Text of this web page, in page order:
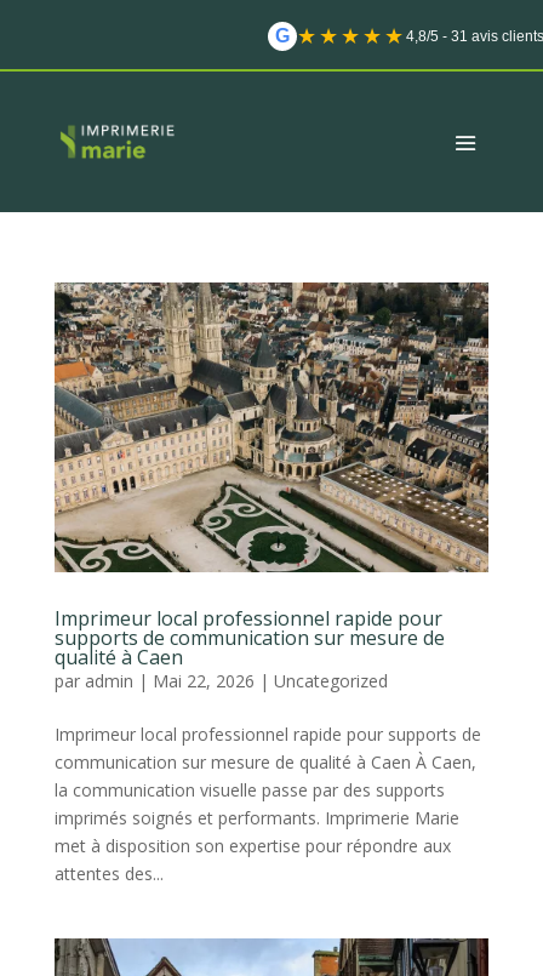
G ★★★★★ 4,8/5 - 31 avis clients
Imprimeur local professionnel rapide pour
supports de communication sur mesure de
qualité à Caen
par admin | Mai 22, 2026 | Uncategorized
Imprimeur local professionnel rapide pour supports de
communication sur mesure de qualité à Caen À Caen,
la communication visuelle passe par des supports
imprimés soignés et performants. Imprimerie Marie
met à disposition son expertise pour répondre aux
attentes des...